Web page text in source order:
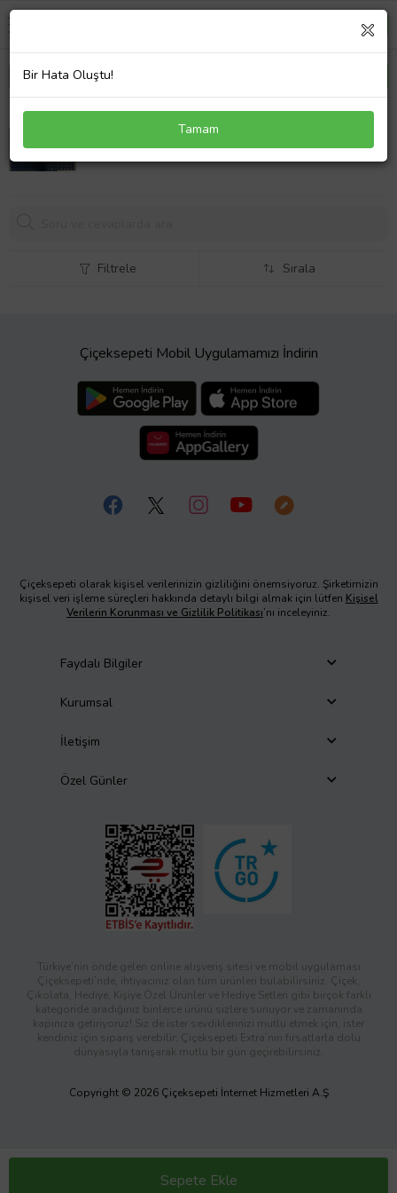
MSI GP62MVR 6RF(Leopard Pro)-292IT Klavye
2289,53 TL
Sepete Ekle
Filtrele Sırala
Çiçeksepeti Mobil Uygulamamızı İndirin
Çiçeksepeti olarak kişisel verilerinizin gizliliğini önemsiyoruz. Şirketimizin
kişisel veri işleme süreçleri hakkında detaylı bilgi almak için lütfen Kişisel
Verilerin Korunması ve Gizlilik Politikası’nı inceleyiniz.
Faydalı Bilgiler
Kurumsal
İletişim
Özel Günler
Türkiye’nin önde gelen online alışveriş sitesi ve mobil uygulaması
Çiçeksepeti’nde, ihtiyacınız olan tüm ürünleri bulabilirsiniz. Çiçek,
Çikolata, Hediye, Kişiye Özel Ürünler ve Hediye Setleri gibi birçok farklı
kategoride aradığınız binlerce ürünü sizlere sunuyor ve zamanında
kapınıza getiriyoruz! Siz de ister sevdiklerinizi mutlu etmek için, ister
kendiniz için sipariş verebilir; Çiçeksepeti Extra’nın fırsatlarla dolu
dünyasıyla tanışarak mutlu bir gün geçirebilirsiniz.
Copyright © 2026 Çiçeksepeti İnternet Hizmetleri A.Ş
Bir Hata Oluştu!
Tamam